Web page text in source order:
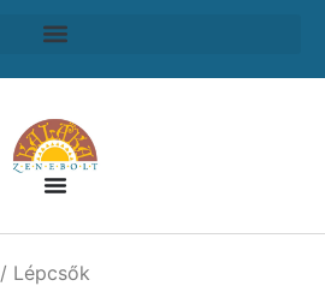
/ Lépcsők